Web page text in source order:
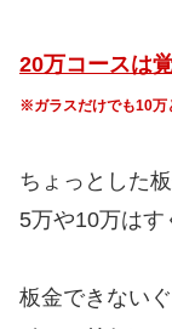
20万コースは
※ガラスだけでも10万
ちょっとした
5万や10万はす
板金できない